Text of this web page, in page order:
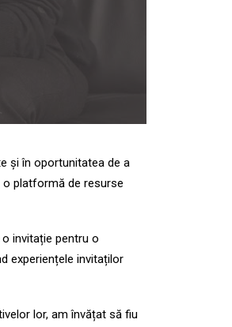
și în oportunitatea de a
platformă de resurse
invitație pentru o
experiențele invitaților
lor, am învățat să fiu